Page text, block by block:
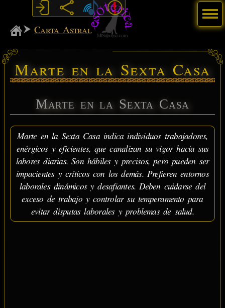
MiSabueso
Carta Astral
Marte en la Sexta Casa
Marte en la Sexta Casa
Marte en la Sexta Casa indica individuos trabajadores,
enérgicos y eficientes, que canalizan su vigor hacia sus
labores diarias. Son hábiles y precisos, pero pueden ser
impacientes y críticos con los demás. Prefieren entornos
laborales dinámicos y desafiantes. Deben cuidarse del
exceso de trabajo y controlar su temperamento para
evitar disputas laborales y problemas de salud.
Menú